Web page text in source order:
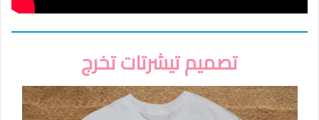
تصميم تيشرتات تخرج